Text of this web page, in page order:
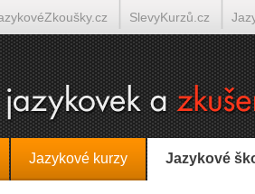
Jazykové kurzy Jazykové
SlevyKurzů.cz
Italština on-line Tlumočení-